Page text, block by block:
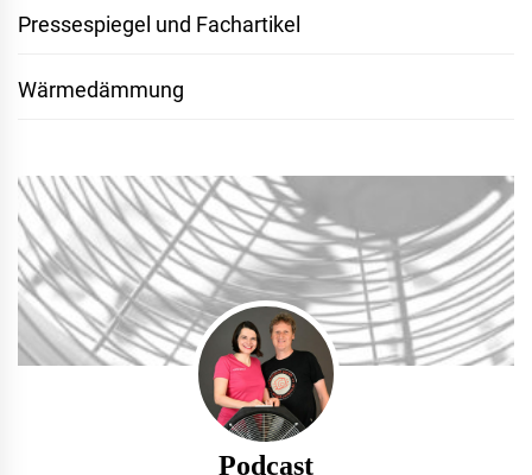
Pressespiegel und Fachartikel
Wärmedämmung
Podcast